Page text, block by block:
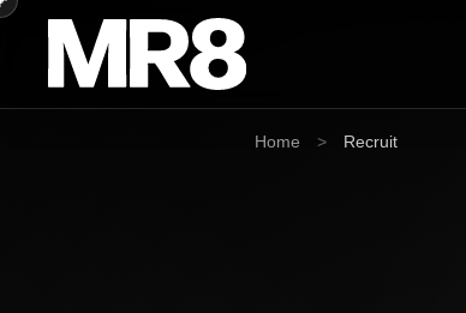
Home > Recruit